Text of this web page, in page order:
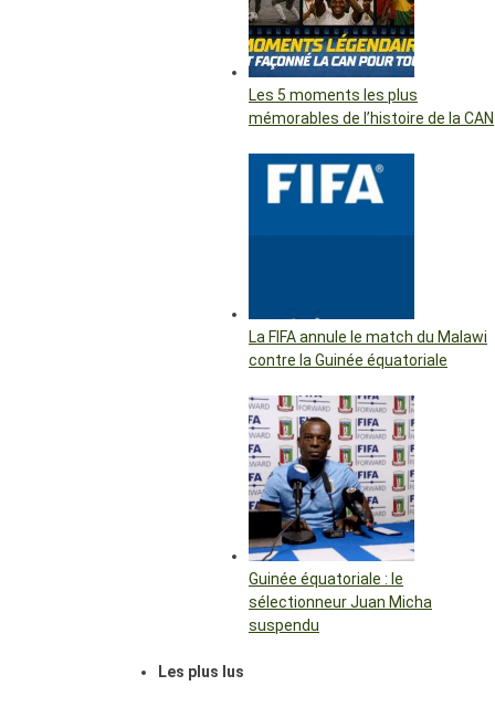
Les 5 moments les plus
mémorables de l’histoire de la CAN
La FIFA annule le match du Malawi
contre la Guinée équatoriale
Guinée équatoriale : le
sélectionneur Juan Micha
suspendu
Les plus lus